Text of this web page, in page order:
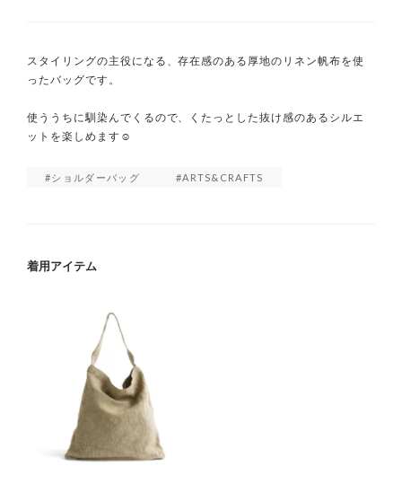
スタイリングの主役になる、存在感のある厚地のリネン帆布を使
ったバッグです。
使ううちに馴染んでくるので、くたっとした抜け感のあるシルエ
ットを楽しめます☺️
ショルダーバッグ ARTS&CRAFTS
着用アイテム